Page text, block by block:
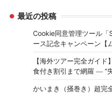
最近の投稿
Cookie同意管理ツール「
ース記念キャンペーン【
【海外ツアー完全ガイ
食付き割引まで網羅 ― “
かいまき（掻巻き）超完